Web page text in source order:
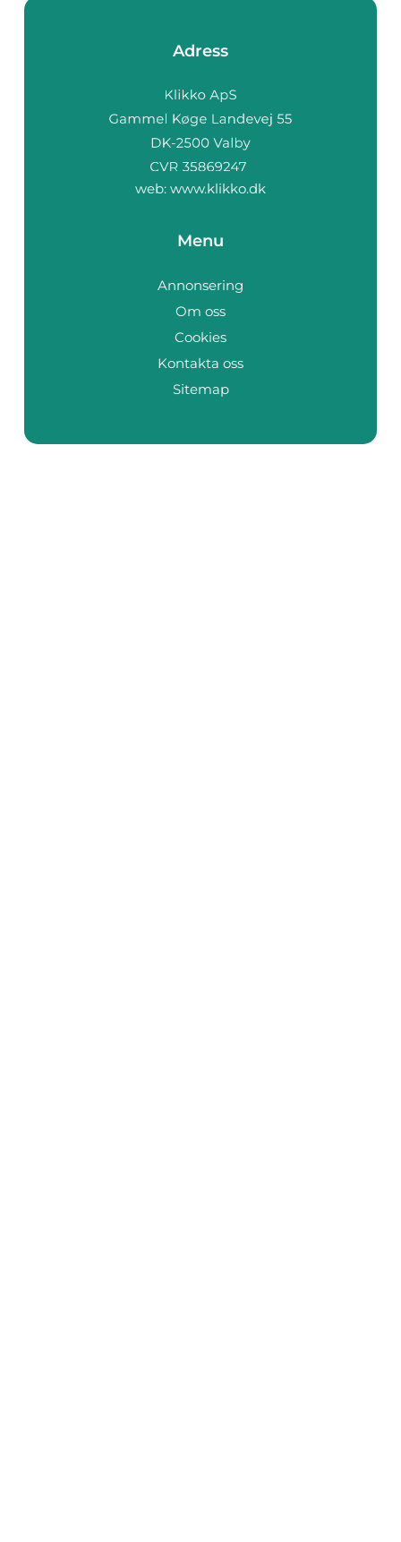
Adress
web: www.klikko.dk
Menu
Annonsering
Om oss
Cookies
Kontakta oss
Sitemap